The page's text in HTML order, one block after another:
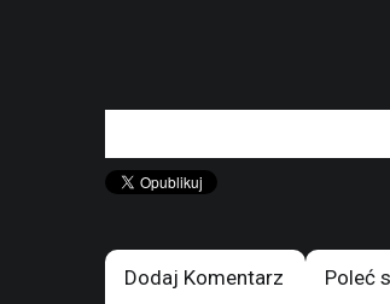
Dodaj Komentarz Poleć